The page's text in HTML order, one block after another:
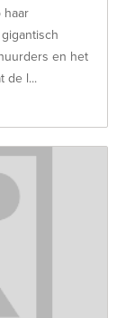
haar
en het
de l...